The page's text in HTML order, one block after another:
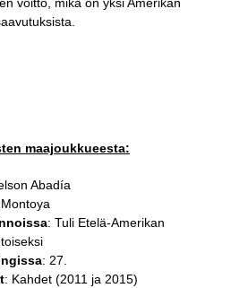
voitto, mikä on yksi Amerikan
maajoukkueesta:
Abadía
: Tuli Etelä-Amerikan
: 27.
: Kahdet (2011 ja 2015)